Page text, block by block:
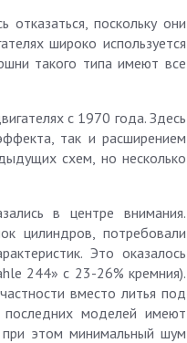
поскольку они
широко используется
такого типа имеют все
с 1970 года. Здесь
так и расширением
схем, но несколько
в центре внимания.
цилиндров, потребовали
Это оказалось
244» с 23-26% кремния).
вместо литья под
моделей имеют
при этом минимальный шум